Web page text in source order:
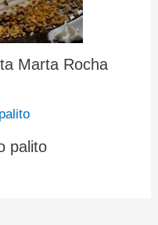
Marta Rocha
palito